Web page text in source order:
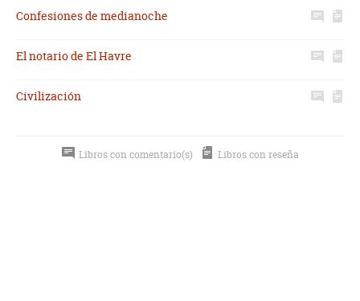
Confesiones de medianoche
El notario de El Havre
Civilización
Libros con comentario(s) Libros con reseña